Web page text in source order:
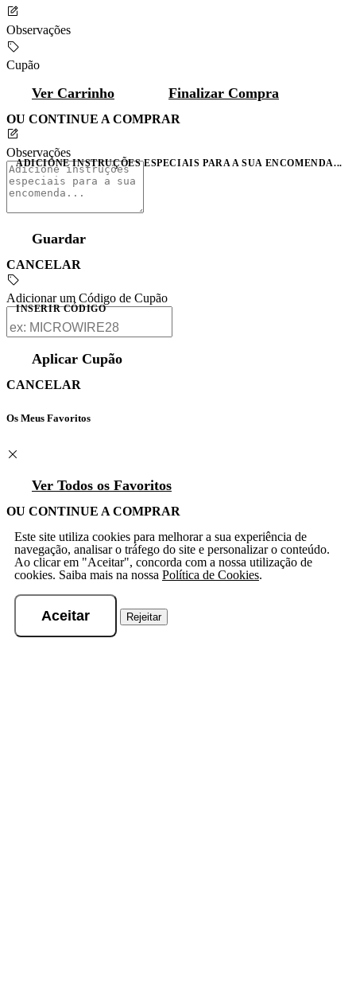
Observações
Cupão
Ver Carrinho Finalizar Compra
OU CONTINUE A COMPRAR
Observações
ADICIONE INSTRUÇÕES ESPECIAIS PARA A SUA ENCOMENDA...
Guardar
CANCELAR
Adicionar um Código de Cupão
INSERIR CÓDIGO
Aplicar Cupão
CANCELAR
Os Meus Favoritos
Ver Todos os Favoritos
OU CONTINUE A COMPRAR
Este site utiliza cookies para melhorar a sua experiência de
navegação, analisar o tráfego do site e personalizar o conteúdo.
Ao clicar em "Aceitar", concorda com a nossa utilização de
cookies. Saiba mais na nossa Política de Cookies.
Aceitar Rejeitar